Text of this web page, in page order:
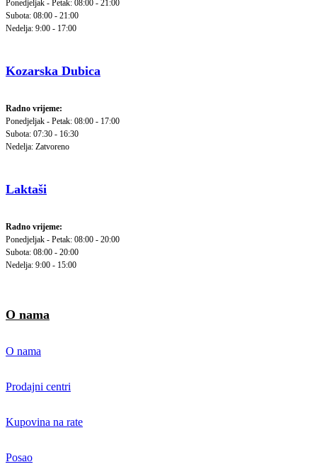
Ponedjeljak - Petak: 08:00 - 21:00
Subota: 08:00 - 21:00
Nedelja: 9:00 - 17:00
Kozarska Dubica
Radno vrijeme:
Ponedjeljak - Petak: 08:00 - 17:00
Subota: 07:30 - 16:30
Nedelja: Zatvoreno
Laktaši
Radno vrijeme:
Ponedjeljak - Petak: 08:00 - 20:00
Subota: 08:00 - 20:00
Nedelja: 9:00 - 15:00
O nama
O nama
Prodajni centri
Kupovina na rate
Posao